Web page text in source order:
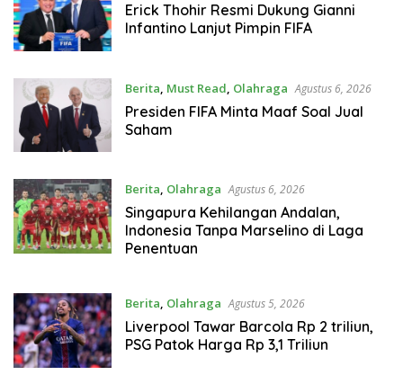
Erick Thohir Resmi Dukung Gianni
Infantino Lanjut Pimpin FIFA
Berita, Must Read, Olahraga Agustus 6, 2026
Presiden FIFA Minta Maaf Soal Jual
Saham
Berita, Olahraga Agustus 6, 2026
Singapura Kehilangan Andalan,
Indonesia Tanpa Marselino di Laga
Penentuan
Berita, Olahraga Agustus 5, 2026
Liverpool Tawar Barcola Rp 2 triliun,
PSG Patok Harga Rp 3,1 Triliun